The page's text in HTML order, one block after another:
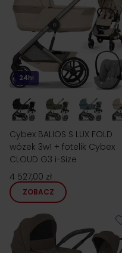
24h!
Cybex BALIOS S LUX FOLD
wózek 3w1 + fotelik Cybex
CLOUD G3 i-Size
4 527,00 zł
ZOBACZ